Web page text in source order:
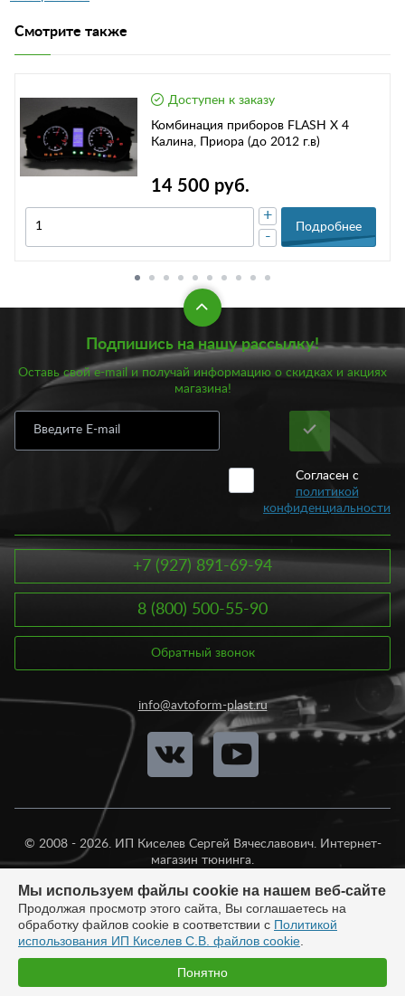
Смотрите также
Доступен к заказу
Комбинация приборов FLASH X 4
Калина, Приора (до 2012 г.в)
14 500 руб.
-
+
Подробнее
Подпишись на нашу рассылку!
Оставь свой e-mail и получай информацию о скидках и акциях
магазина!
Согласен с
политикой
конфиденциальности
+7 (927) 891-69-94
8 (800) 500-55-90
Обратный звонок
info@avtoform-plast.ru
© 2008 - 2026. ИП Киселев Сергей Вячеславович. Интернет-
магазин тюнинга.
Разработка:
Мы используем файлы cookie на нашем веб-сайте
Продолжая просмотр этого сайта, Вы соглашаетесь на
обработку файлов cookie в соответствии с Политикой
использования ИП Киселев С.В. файлов cookie
Понятно